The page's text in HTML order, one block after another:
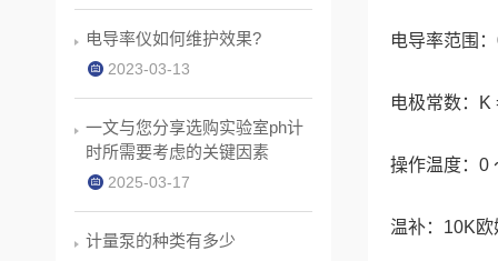
电导率范围
电极常数：K
操作温度：0
温补：10K欧
电导率仪如何维护效果?
2023-03-13
一文与您分享选购实验室ph计
时所需要考虑的关键因素
2025-03-17
计量泵的种类有多少